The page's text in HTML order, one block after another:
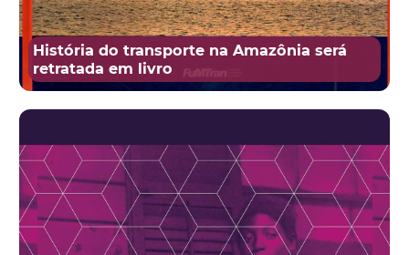
História do transporte na Amazônia será
retratada em livro